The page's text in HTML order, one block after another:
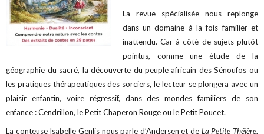
La revue spécialisée nous replonge
dans un domaine à la fois familier et
inattendu. Car à côté de sujets plutôt
pointus, comme une étude de la
géographie du sacré, la découverte du peuple africain des Sénoufos ou
les pratiques thérapeutiques des sorciers, le lecteur se plongera avec un
plaisir enfantin, voire régressif, dans des mondes familiers de son
enfance : Cendrillon, le Petit Chaperon Rouge ou le Petit Poucet.
La conteuse Isabelle Genlis nous parle d’Andersen et de La Petite Théière,